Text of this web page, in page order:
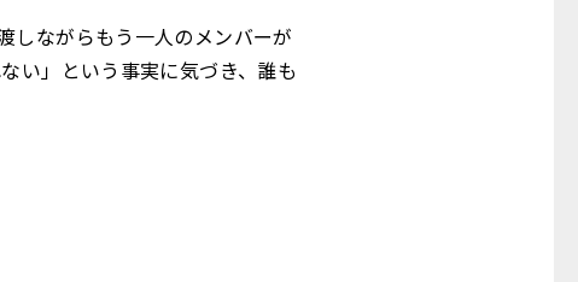
しながらもう一人のメンバーが
い」という事実に気づき、誰も